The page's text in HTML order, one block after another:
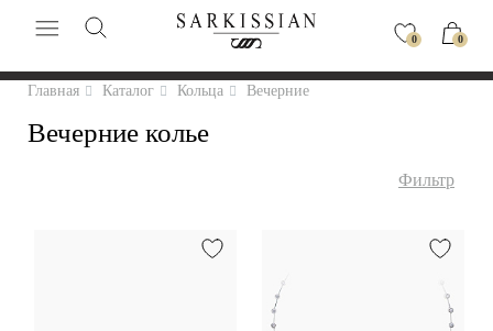
0 0
Главная Каталог Кольца Вечерние
Вечерние колье
Фильтр